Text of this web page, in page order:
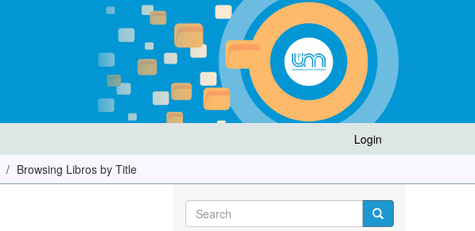
Login
Browsing Libros by Title